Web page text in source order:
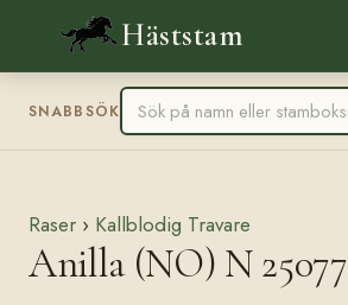
Häststam
SNABBSÖK
Raser › Kallblodig Travare
Anilla (NO) N 25077